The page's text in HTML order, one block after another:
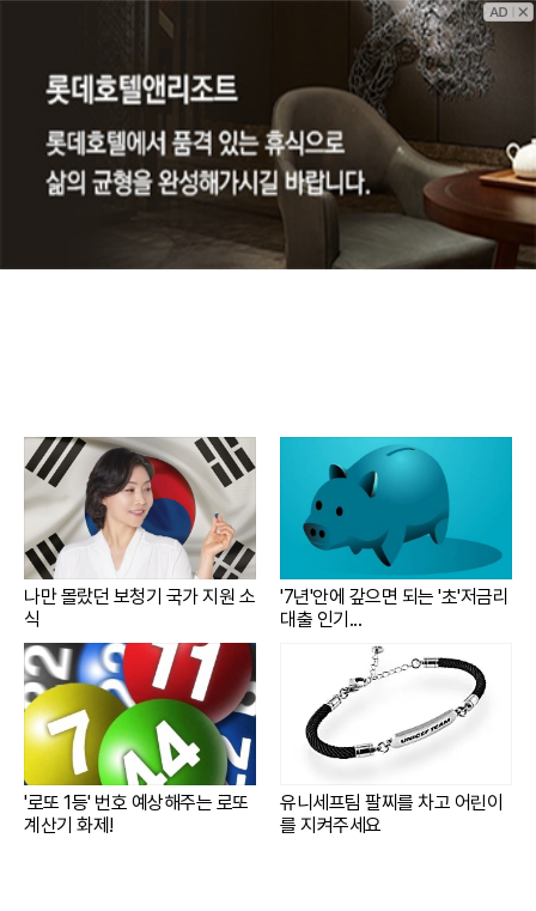
나만 몰랐던 보청기 국가 지원 소
식
'7년'안에 갚으면 되는 '초'저금리
대출 인기...
'로또 1등' 번호 예상해주는 로또
계산기 화제!
유니세프팀 팔찌를 차고 어린이
를 지켜주세요